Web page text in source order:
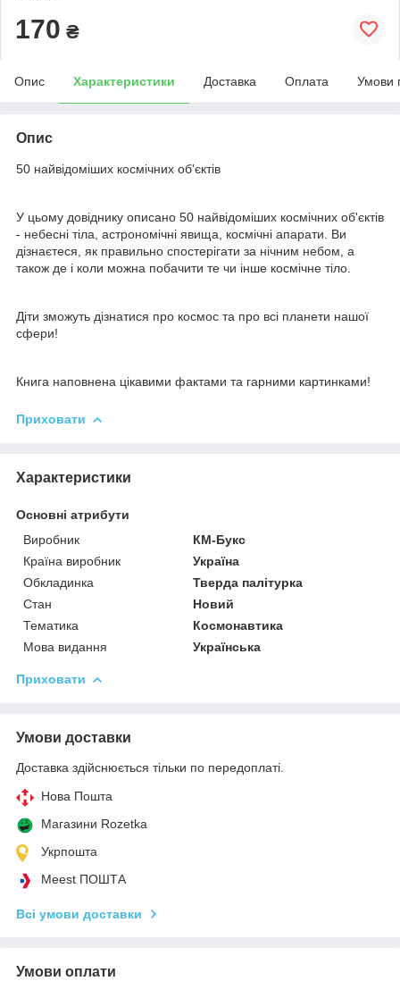
170 ₴
Опис Характеристики Доставка Оплата Умови
Опис
50 найвідоміших космічних об'єктів
У цьому довіднику описано 50 найвідоміших космічних об'єктів
- небесні тіла, астрономічні явища, космічні апарати. Ви
дізнаєтеся, як правильно спостерігати за нічним небом, а
також де і коли можна побачити те чи інше космічне тіло.
Діти зможуть дізнатися про космос та про всі планети нашої
сфери!
Книга наповнена цікавими фактами та гарними картинками!
Приховати
Характеристики
Основні атрибути
Виробник
КМ-Букс
Країна виробник
Україна
Обкладинка
Тверда палітурка
Стан
Новий
Тематика
Космонавтика
Мова видання
Українська
Приховати
Умови доставки
Доставка здійснюється тільки по передоплаті.
Нова Пошта
Магазини Rozetka
Укрпошта
Meest ПОШТА
Всі умови доставки
Умови оплати